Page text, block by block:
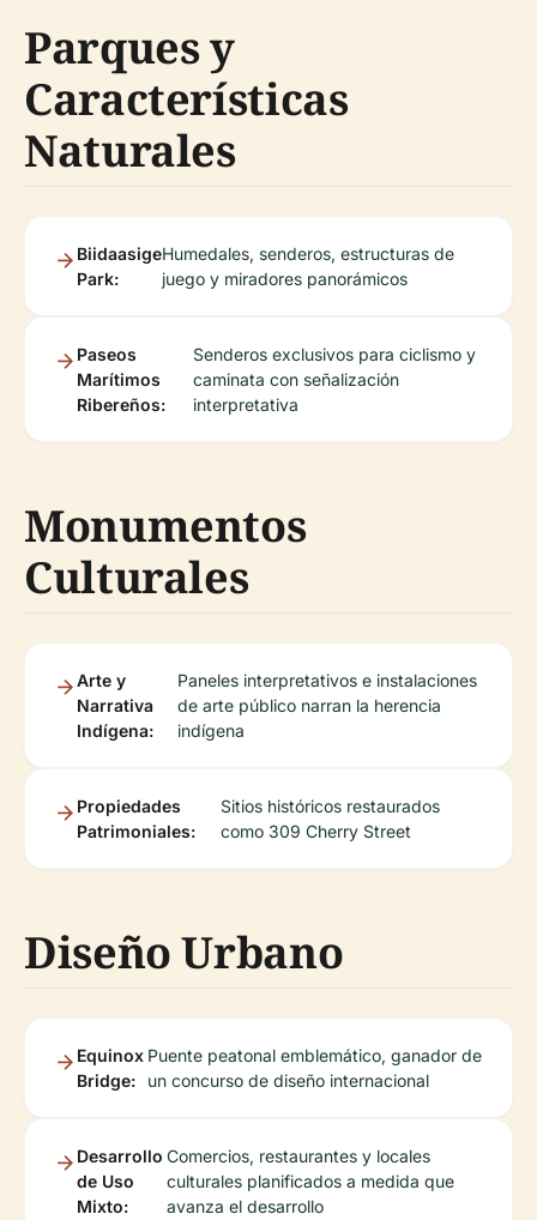
Parques y
Características
Naturales
Biidaasige
Park:
Humedales, senderos, estructuras de
juego y miradores panorámicos
Paseos
Marítimos
Ribereños:
Senderos exclusivos para ciclismo y
caminata con señalización
interpretativa
Monumentos
Culturales
Arte y
Narrativa
Indígena:
Paneles interpretativos e instalaciones
de arte público narran la herencia
indígena
Propiedades
Patrimoniales:
Sitios históricos restaurados
como 309 Cherry Street
Diseño Urbano
Equinox
Bridge:
Puente peatonal emblemático, ganador de
un concurso de diseño internacional
Desarrollo
de Uso
Mixto:
Comercios, restaurantes y locales
culturales planificados a medida que
avanza el desarrollo